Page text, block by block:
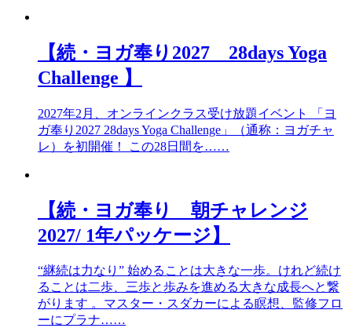
【続・ヨガ奉り2027 28days Yoga
Challenge 】
2027年2月、オンラインクラス受け放題イベント 「ヨ
ガ奉り2027 28days Yoga Challenge」（通称：ヨガチャ
レ）を初開催！ この28日間を……
【続・ヨガ奉り 朝チャレンジ
2027/ 1年パッケージ】
“継続は力なり” 始めることは大きな一歩。けれど続け
ることは二歩、三歩と歩みを進める大きな成長へと繋
がります 。マスター・スダカーによる瞑想、監修フロ
ーにプラナ……